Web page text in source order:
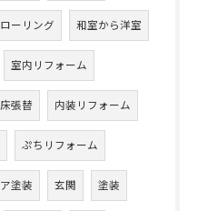
ーリング 和室から洋室
室内リフォーム
床張替 内装リフォーム
ぷちリフォーム
ア塗装 玄関 塗装